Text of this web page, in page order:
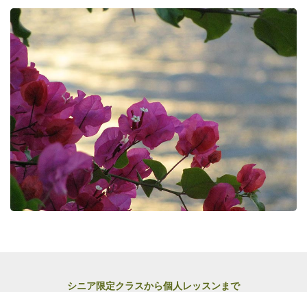
シニア限定クラスから個人レッスンまで